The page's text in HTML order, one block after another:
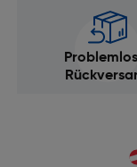
Eingebautes
Gewicht und
Gewicht [g]:
ISO-